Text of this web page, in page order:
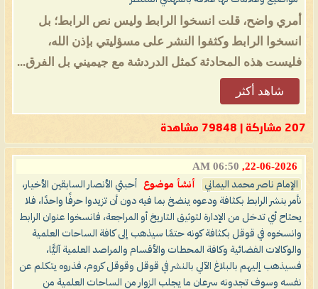
أمري واضح، قلت انسخوا الرابط وليس نص الرابط؛ بل
انسخوا الرابط وكثفوا النشر على مسؤليتي بإذن الله،
فليست هذه المحادثة كمثل الدردشة مع جيميني بل الفرق...
شاهد أكثر
207 مشاركة | 79848 مشاهدة
22-06-2026,
06:50 AM
الإمام ناصر محمد اليماني أنشأ موضوع
أحبتي الأنصار السابقين الأخيار،
نأمر بنشر الرابط بكثافة ودعوه ينضخ بما فيه دون أن تزيدوا حرفًا واحدًا، فلا
يحتاح أي تدخل من الإدارة لتوثيق التاريخ أو المراجعة، فانسخوا عنوان الرابط
وانسخوه في قوقل بكثافة كونه حتمًا سيذهب إلى كافة الساحات العلمية
والوكالات الفضائية وكافة المحطات والأقسام والمراصد العلمية آليًّا،
فسيذهب إليهم بالبلاغ الآلي بالنشر في قوقل وقوقل كروم، فذروه يتكلم عن
نفسه وسوف تجدونه سرعان ما يجلب الزوار من الساحات العلمية من